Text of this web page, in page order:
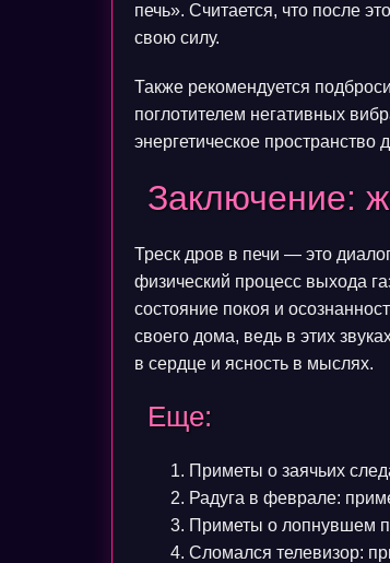
печь». Считается, что после
свою силу.
Также рекомендуется
поглотителем негативных
энергетическое пространство
Заключение:
Треск дров в печи — это
физический процесс выхода
состояние покоя и
своего дома, ведь в этих
в сердце и ясность в мыслях.
Еще:
Приметы о заячьих
Радуга в феврале:
Приметы о лопнувшем
Сломался телевизор: